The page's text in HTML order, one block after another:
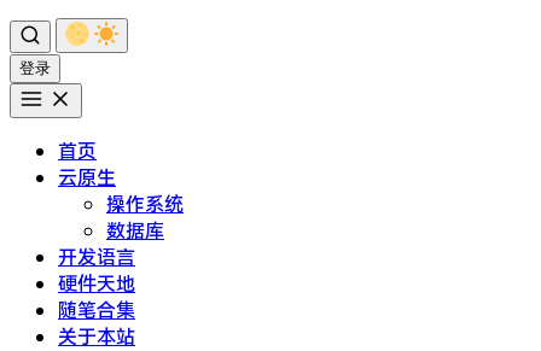
登录
首页
云原生
操作系统
数据库
开发语言
硬件天地
随笔合集
关于本站